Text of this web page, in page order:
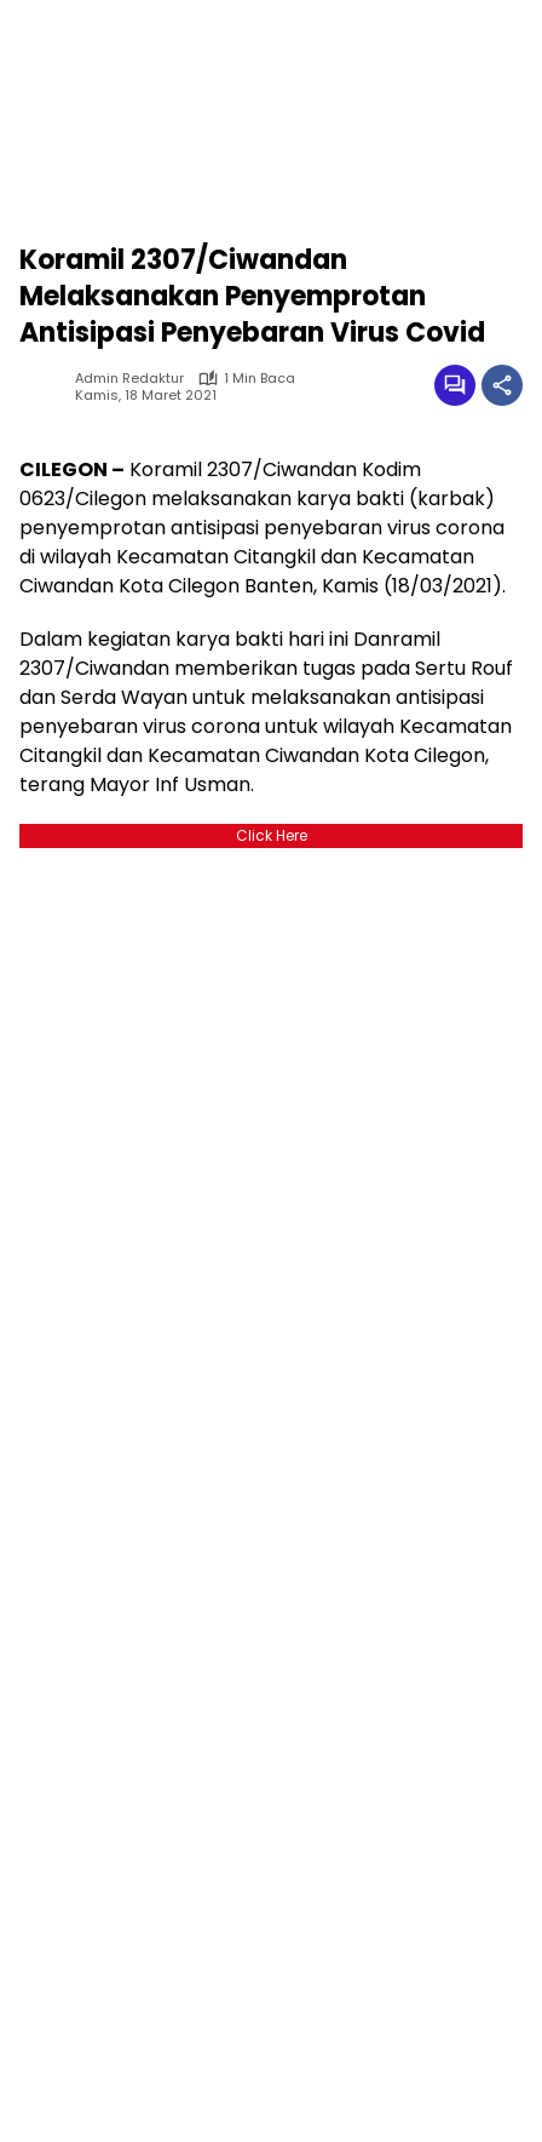
Koramil 2307/Ciwandan
Melaksanakan Penyemprotan
Antisipasi Penyebaran Virus Covid
Admin Redaktur
1 Min Baca
Kamis, 18 Maret 2021
CILEGON – Koramil 2307/Ciwandan Kodim
0623/Cilegon melaksanakan karya bakti (karbak)
penyemprotan antisipasi penyebaran virus corona
di wilayah Kecamatan Citangkil dan Kecamatan
Ciwandan Kota Cilegon Banten, Kamis (18/03/2021).
Dalam kegiatan karya bakti hari ini Danramil
2307/Ciwandan memberikan tugas pada Sertu Rouf
dan Serda Wayan untuk melaksanakan antisipasi
penyebaran virus corona untuk wilayah Kecamatan
Citangkil dan Kecamatan Ciwandan Kota Cilegon,
terang Mayor Inf Usman.
Click Here